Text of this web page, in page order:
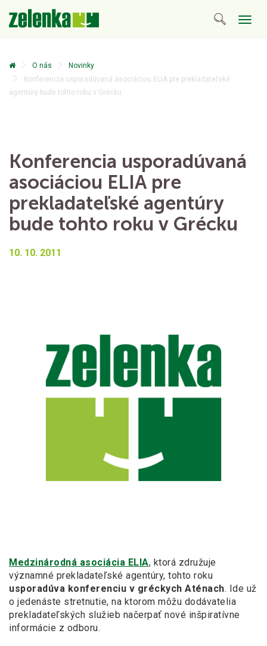
O nás
Novinky
Konferencia usporadúvaná asociáciou ELIA pre prekladateľské
agentúry bude tohto roku v Grécku
Konferencia usporadúvaná
asociáciou ELIA pre
prekladateľské agentúry
bude tohto roku v Grécku
10. 10. 2011
Medzinárodná asociácia ELIA, ktorá združuje
významné prekladateľské agentúry, tohto roku
usporadúva konferenciu v gréckych Aténach. Ide už
o jedenáste stretnutie, na ktorom môžu dodávatelia
prekladateľských služieb načerpať nové inšpiratívne
informácie z odboru.